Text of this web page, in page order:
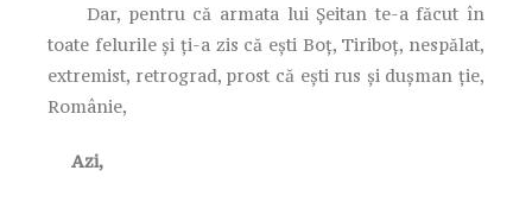
Dar, pentru că armata lui Șeitan te-a făcut în
toate felurile și ți-a zis că ești Boț, Tiriboț, nespălat,
extremist, retrograd, prost că ești rus și dușman ție,
Românie,
Azi,